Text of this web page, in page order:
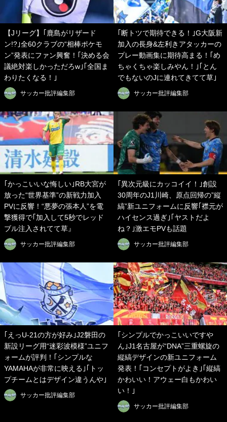
【Jリーグ】｢鹿島がリザード
ン!?｣全60クラブの“相棒ポケモ
ン”発表にファン興奮！｢決める会
議絶対楽しかっただろw｣｢全国ま
わりたくなる！｣
サッカー批評編集部
｢断トツで期待できる！｣G大阪新
加入の長身&左利きアタッカーの
プレー動画集に期待高まる！｢め
ちゃくちゃ楽しみやん！｣｢とん
でもないのJに連れてきてて草｣
サッカー批評編集部
｢かっこいいな悔しい｣RB大宮が
放った“世界基準”の新戦力加入
PVに反響！“悪夢の張本人”を電
撃獲得で｢加入して5秒でレッド
ブル注入されてて草』
サッカー批評編集部
｢異次元級にカッコイイ！｣創設
30周年のJ1川崎、原点回帰の”縦
縞”新ユニフォームに反響｢襟元が
ハイセンス過ぎ｣｢ヤストだよ
ね？｣激エモPVも話題
サッカー批評編集部
｢えっU-21の方が好み｣J2磐田の
新設リーグ用“迷彩波模様”ユニフ
ォームが評判！｢シンプルな
YAMAHAが非常に映える｣｢トッ
プチームとはデザイン違うんや｣
サッカー批評編集部
｢シンプルでかっこいいですや
ん｣J1名古屋が“DNA”三重螺旋の
縦縞デザインの新ユニフォーム
発表！｢コンセプトがよき｣｢縦縞
かわいい！アウェー白もかわい
い！｣
サッカー批評編集部